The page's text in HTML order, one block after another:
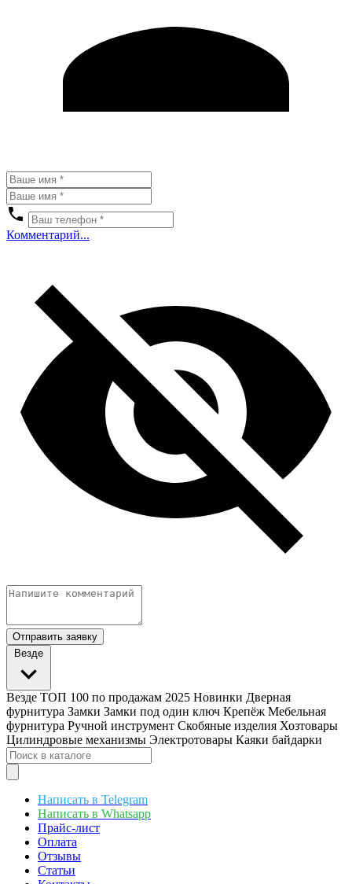
Комментарий...
Отправить заявку
Везде
Везде ТОП 100 по продажам 2025 Новинки Дверная
фурнитура Замки Замки под один ключ Крепёж Мебельная
фурнитура Ручной инструмент Скобяные изделия Хозтовары
Цилиндровые механизмы Электротовары Каяки байдарки
Написать в Telegram
Написать в Whatsapp
Прайс-лист
Оплата
Отзывы
Статьи